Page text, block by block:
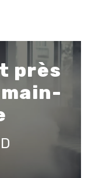
près